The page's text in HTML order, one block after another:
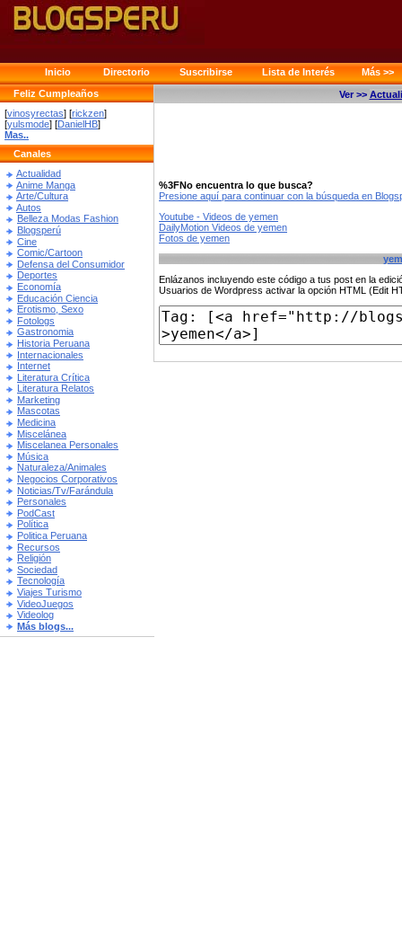
Inicio Directorio Suscribirse Lista de Interés
Más >>
Feliz Cumpleaños
[vinosyrectas] [rickzen]
[yulsmode] [DanielHB]
Mas..
Canales
Actualidad
Anime Manga
Arte/Cultura
Autos
Belleza Modas Fashion
Blogsperú
Cine
Comic/Cartoon
Defensa del Consumidor
Deportes
Economía
Educación Ciencia
Erotismo, Sexo
Fotologs
Gastronomia
Historia Peruana
Internacionales
Internet
Literatura Crítica
Literatura Relatos
Marketing
Mascotas
Medicina
Miscelánea
Miscelanea Personales
Música
Naturaleza/Animales
Negocios Corporativos
Noticias/Tv/Farándula
Personales
PodCast
Política
Politica Peruana
Recursos
Religión
Sociedad
Tecnología
Viajes Turismo
VideoJuegos
Videolog
Más blogs...
Ver >>
%3FNo encuentra lo que busca?
Presione aquí para continuar con la búsqueda en
Youtube - Videos de yemen
DailyMotion Videos de yemen
Fotos de yemen
Enlázanos incluyendo este código a tus post en la
Usuarios de Wordpress activar la opción HTML (Edit